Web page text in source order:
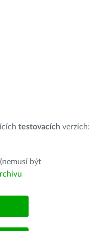
testovacích verzích:
být